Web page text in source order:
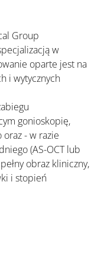
Group
w
oparte jest na
i wytycznych
gonioskopię,
oraz - w razie
(AS-OCT lub
obraz kliniczny,
i stopień